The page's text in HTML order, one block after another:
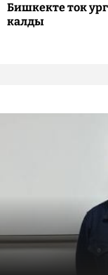
Бишкекте ток
калды